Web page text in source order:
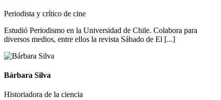
Periodista y crítico de cine
Estudió Periodismo en la Universidad de Chile. Colabora para
diversos medios, entre ellos la revista Sábado de El [...]
Bárbara Silva
Historiadora de la ciencia